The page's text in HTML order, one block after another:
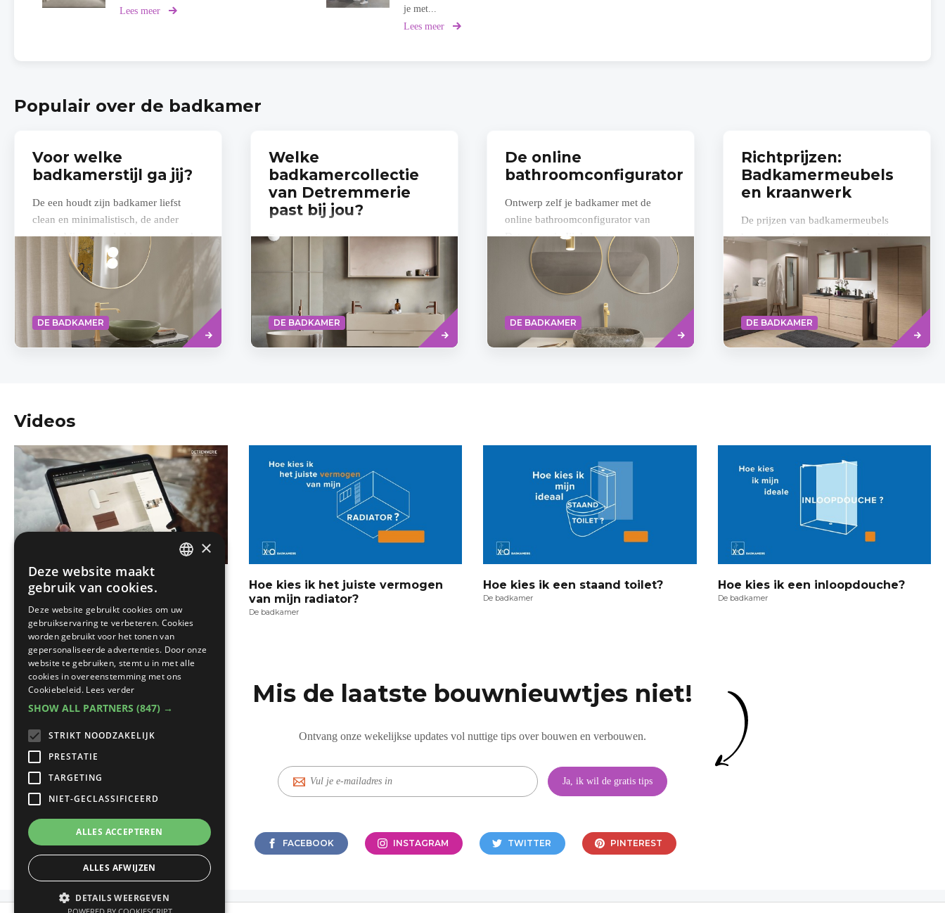
Lees meer
over
je met...
Lees meer
over
Populair over de badkamer
Voor welke
badkamerstijl ga jij?
De een houdt zijn badkamer liefst
clean en minimalistisch, de ander
zweert bij maximale kleuren en ronde
vormen of warme, botanische tinten.
DE BADKAMER
Read
more
Welke
badkamercollectie
van Detremmerie
past bij jou?
Een gevoel van luxe in jouw
Detremmerie alles van. Sinds 1939
rollen de badkamermeubels er van de
band. Ze begonnen met...
DE BADKAMER
Read
more
De online
bathroomconfigurator
Ontwerp zelf je badkamer met de
online bathroomconfigurator van
Detremmerie Jij droomt van een
nieuwe badkamer. Misschien heb je al
helemaal voor ogen...
DE BADKAMER
Read
more
Richtprijzen:
Badkamermeubels
en kraanwerk
De prijzen van badkamermeubels
kunnen sterk variëren, afhankelijk van
de grootte, het materiaal, de kwaliteit
en het merk.
DE BADKAMER
Read
more
Videos
Detremmerie
Bathroomconfigurator
De badkamer
Hoe kies ik het juiste vermogen
van mijn radiator?
De badkamer
Hoe kies ik een staand toilet?
De badkamer
Hoe kies ik een inloopdouche?
De badkamer
Mis de laatste bouwnieuwtjes niet!
Ontvang onze wekelijkse updates vol nuttige tips over bouwen en verbouwen.
E-
mail
FACEBOOK INSTAGRAM TWITTER PINTEREST
×
Deze website maakt
gebruik van cookies.
Deze website gebruikt cookies om uw
gebruikservaring te verbeteren. Cookies
worden gebruikt voor het tonen van
gepersonaliseerde advertenties. Door onze
website te gebruiken, stemt u in met alle
cookies in overeenstemming met ons
Cookiebeleid. Lees verder
SHOW ALL PARTNERS (847) →
STRIKT NOODZAKELIJK
PRESTATIE
TARGETING
NIET-GECLASSIFICEERD
ALLES ACCEPTEREN
ALLES AFWIJZEN
DETAILS WEERGEVEN